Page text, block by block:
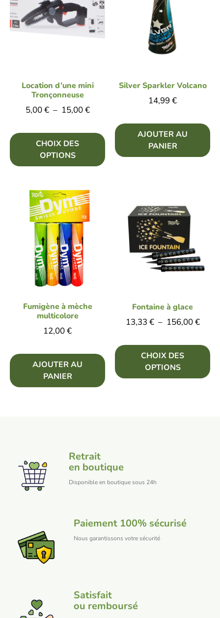
Location d’une mini
Tronçonneuse
5,00€ – 15,00€
CHOIX DES
OPTIONS
Silver Sparkler Volcano
14,99€
AJOUTER AU
PANIER
Fumigène à mèche
multicolore
12,00€
AJOUTER AU
PANIER
Fontaine à glace
13,33 € – 156,00€
CHOIX DES
OPTIONS
Retrait
en boutique
Disponible en boutique sous 24h
Paiement 100% sécurisé
Nous garantissons votre sécurité
Satisfait
ou remboursé